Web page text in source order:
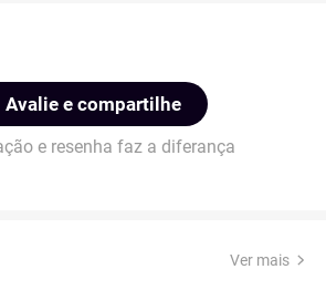
Avalie e compartilhe
e resenha faz a diferança
Ver mais